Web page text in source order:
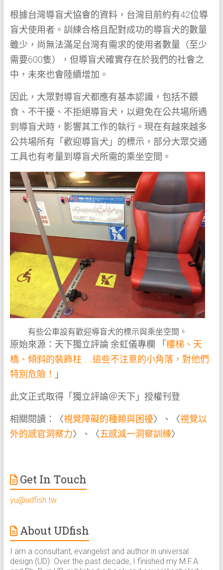
根據台灣導盲犬協會的資料，台灣目前約有42位導
盲犬使用者。訓練合格且配對成功的導盲犬的數量
雖少，尚無法滿足台灣有需求的使用者數量（至少
需要600隻），但導盲犬確實存在於我們的社會之
中，未來也會陸續增加。
因此，大眾對導盲犬都應有基本認識，包括不餵
食、不干擾、不拒絕導盲犬，以避免在公共場所遇
到導盲犬時，影響其工作的執行。現在有越來越多
公共場所有「歡迎導盲犬」的標示，部分大眾交通
工具也有考量到導盲犬所需的乘坐空間。
有些公車設有歡迎導盲犬的標示與乘坐空間。
原始來源：天下獨立評論 余虹儀專欄 「 樓梯、天
橋、傾斜的裝飾柱……這些不注意的小角落，對他們
特別危險！
」
此文正式取得「獨立評論＠天下」授權刊登
相關閱讀：〈視覺障礙的種類與困擾〉、〈視覺以
外的感官洞察力〉、〈五感減一洞察訓練〉
Get In Touch
yu@udfish.tw
About UDfish
I am a consultant, evangelist and author in universal
design (UD). Over the past decade, I finished my M.F.A.